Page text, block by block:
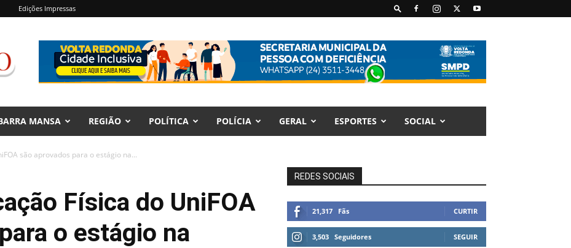
Edições Impressas
MANSA REGIÃO POLÍTICA POLÍCIA GERAL ESPORTES SOCIAL
são aprovados para o estágio na...
Física do UniFOA
o estágio na
REDES SOCIAIS
21,317 Fãs CURTIR
3,503 Seguidores SEGUIR